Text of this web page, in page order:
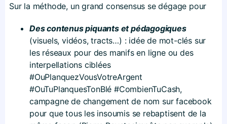
Sur la méthode, un grand consensus se dégage pour
Des contenus piquants et pédagogiques
(visuels, vidéos, tracts…) : idée de mot-clés sur
les réseaux pour des manifs en ligne ou des
interpellations ciblées
#OuPlanquezVousVotreArgent
#OuTuPlanquesTonBlé #CombienTuCash,
campagne de changement de nom sur facebook
pour que tous les insoumis se rebaptisent de la